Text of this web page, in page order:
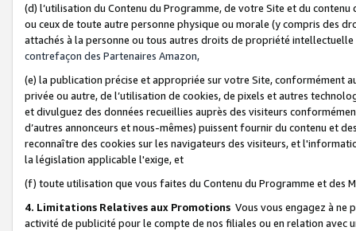
(d) l’utilisation du Contenu du Programme, de votre Site et du
ou ceux de toute autre personne physique ou morale (y compris des
attachés à la personne ou tous autres droits de propriété
contrefaçon des Partenaires Amazon,
(e) la publication précise et appropriée sur votre Site, conformément
privée ou autre, de l’utilisation de cookies, de pixels et autres
et divulguez des données recueillies auprès des visiteurs
d’autres annonceurs et nous-mêmes) puissent fournir du contenu et
reconnaître des cookies sur les navigateurs des visiteurs, et
la législation applicable l'exige, et
(f) toute utilisation que vous faites du Contenu du Programme et des
4. Limitations Relatives aux Promotions Vous vous engagez à ne
activité de publicité pour le compte de nos filiales ou en relation avec